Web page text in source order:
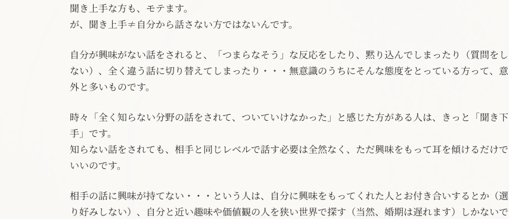
聞き上手な方も、モテます。
が、聞き上手≠自分から話さない方ではないんです。
自分が興味がない話をされると、「つまらなそう」な反応をしたり、黙り込んでしまったり（質問をし
ない）、全く違う話に切り替えてしまったり・・・無意識のうちにそんな態度をとっている方って、意
外と多いものです。
時々「全く知らない分野の話をされて、ついていけなかった」と感じた方がある人は、きっと「聞き下
手」です。
知らない話をされても、相手と同じレベルで話す必要は全然なく、ただ興味をもって耳を傾けるだけで
いいのです。
相手の話に興味が持てない・・・という人は、自分に興味をもってくれた人とお付き合いするとか（選
り好みしない）、自分と近い趣味や価値観の人を狭い世界で探す（当然、婚期は遅れます）しかないで